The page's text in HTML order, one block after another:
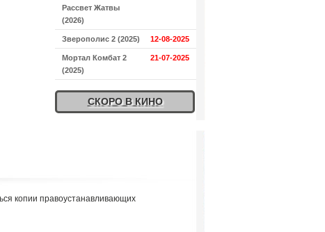
Рассвет Жатвы
(2026)
Зверополис 2 (2025) 12-08-2025
Мортал Комбат 2
(2025)
21-07-2025
СКОРО В КИНО
копии правоустанавливающих